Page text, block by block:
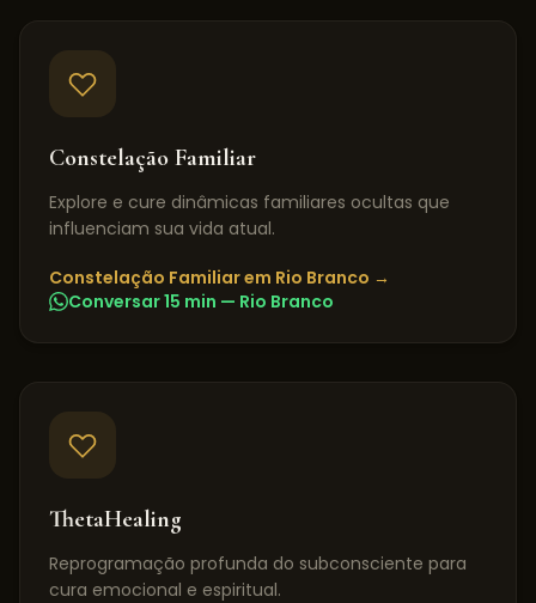
Constelação Familiar
Explore e cure dinâmicas familiares ocultas que
influenciam sua vida atual.
Constelação Familiarem Rio Branco →
Conversar 15 min — Rio Branco
ThetaHealing
Reprogramação profunda do subconsciente para
cura emocional e espiritual.